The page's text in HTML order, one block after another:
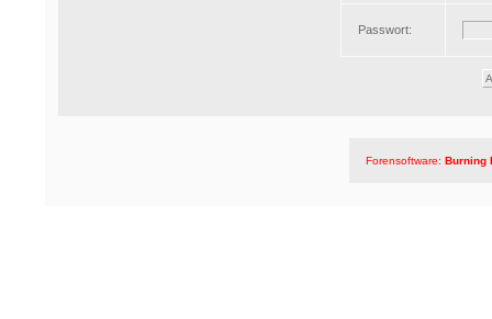
Passwort:
Forensoftware: Burning